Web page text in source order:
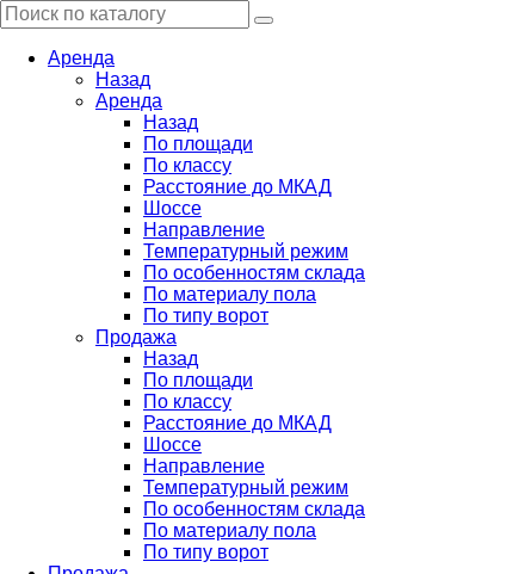
Аренда
Назад
Аренда
Назад
По площади
По классу
Расстояние до МКАД
Шоссе
Направление
Температурный режим
По особенностям склада
По материалу пола
По типу ворот
Продажа
Назад
По площади
По классу
Расстояние до МКАД
Шоссе
Направление
Температурный режим
По особенностям склада
По материалу пола
По типу ворот